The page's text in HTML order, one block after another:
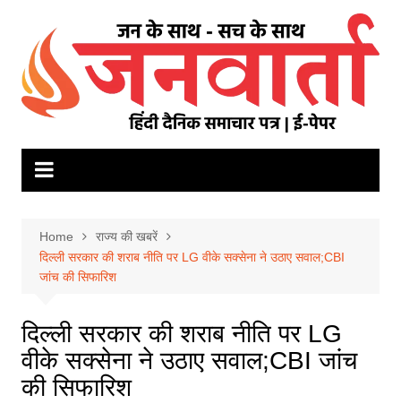
content
Home
राज्य की खबरें
दिल्ली सरकार की शराब नीति पर LG वीके सक्सेना ने उठाए सवाल;CBI
जांच की सिफारिश
दिल्ली सरकार की शराब नीति पर LG
वीके सक्सेना ने उठाए सवाल;CBI जांच
की सिफारिश